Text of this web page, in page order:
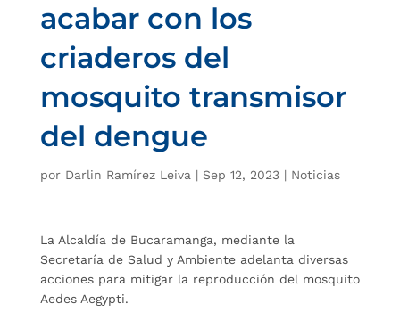
acabar con los
criaderos del
mosquito transmisor
del dengue
por Darlin Ramírez Leiva | Sep 12, 2023| Noticias
La Alcaldía de Bucaramanga, mediante la
Secretaría de Salud y Ambiente adelanta diversas
acciones para mitigar la reproducción del mosquito
Aedes Aegypti.